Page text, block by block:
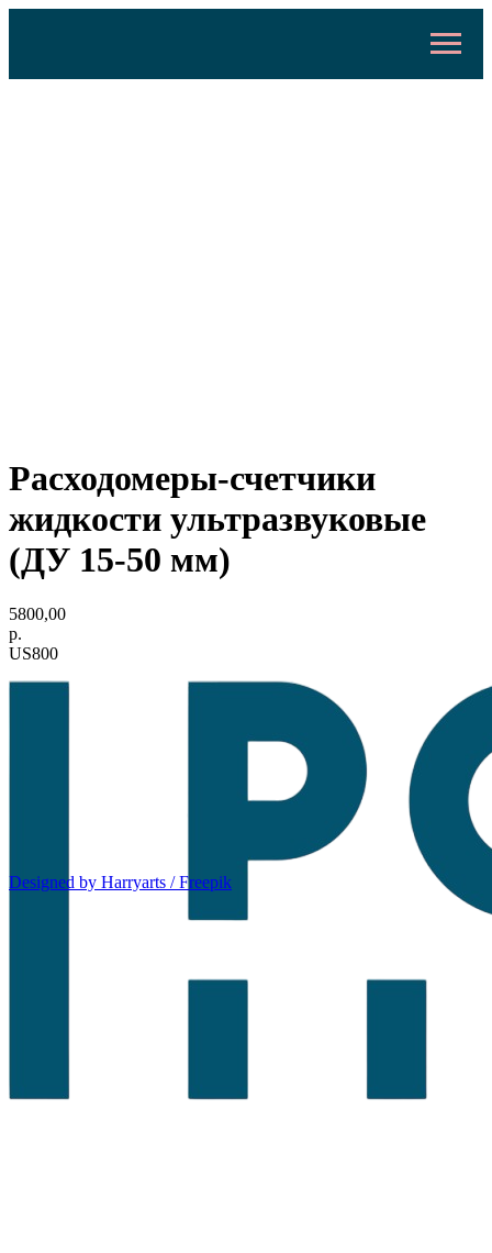
Расходомеры-счетчики
жидкости ультразвуковые
(ДУ 15-50 мм)
5800,00
р.
US800
Designed by Harryarts / Freepik